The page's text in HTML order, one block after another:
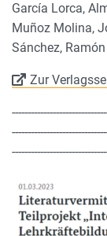
García Lorca,
Muñoz Molina,
Sánchez,
Zur